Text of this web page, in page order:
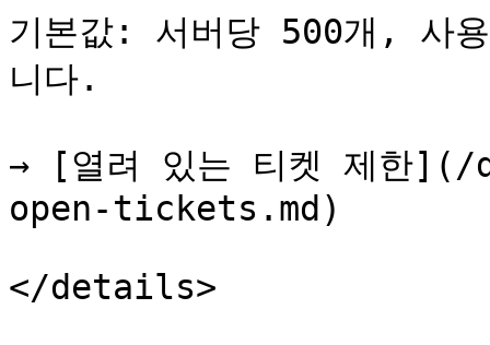
기본값: 서버당 500개, 사
니다.
→ [열려 있는 티켓 제한
open-tickets.md)
</details>